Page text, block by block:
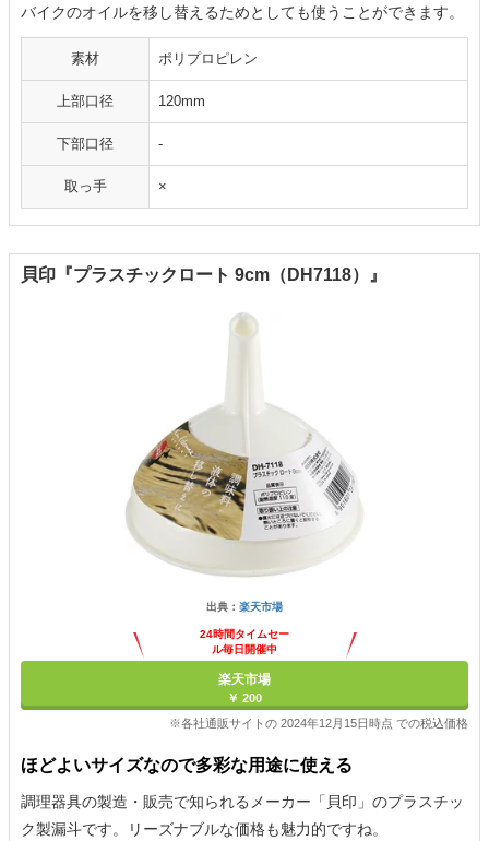
バイクのオイルを移し替えるためとしても使うことができます。
素材 ポリプロピレン
上部口径 120mm
下部口径 -
取っ手 ×
貝印『プラスチックロート 9cm（DH7118）』
出典： 楽天市場
24時間タイムセー
ル毎日開催中
楽天市場
￥ 200
※各社通販サイトの 2024年12月15日時点 での税込価格
ほどよいサイズなので多彩な用途に使える
調理器具の製造・販売で知られるメーカー「貝印」のプラスチッ
ク製漏斗です。リーズナブルな価格も魅力的ですね。